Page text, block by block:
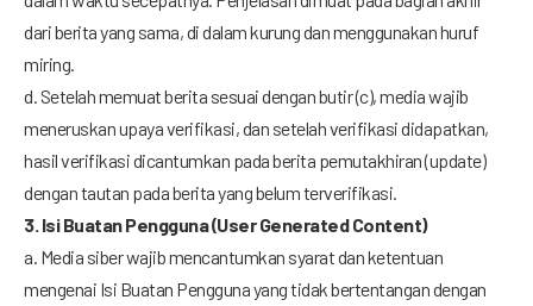
dari berita yang sama, di dalam kurung dan menggunakan huruf
miring.
d. Setelah memuat berita sesuai dengan butir (c), media wajib
meneruskan upaya verifikasi, dan setelah verifikasi didapatkan,
hasil verifikasi dicantumkan pada berita pemutakhiran (update)
dengan tautan pada berita yang belum terverifikasi.
3. Isi Buatan Pengguna (User Generated Content)
a. Media siber wajib mencantumkan syarat dan ketentuan
mengenai Isi Buatan Pengguna yang tidak bertentangan dengan